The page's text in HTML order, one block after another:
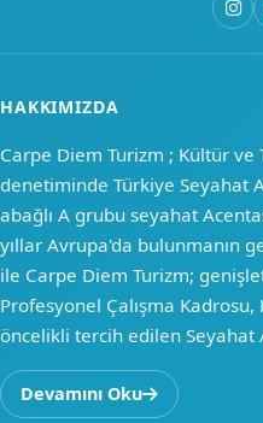
HAKKIMIZDA
Carpe Diem Turizm ; Kültür ve
denetiminde Türkiye Seyahat
abağlı A grubu seyahat
yıllar Avrupa'da bulunmanın
ile Carpe Diem Turizm;
Profesyonel Çalışma
öncelikli tercih edilen Seyahat
Devamını Oku